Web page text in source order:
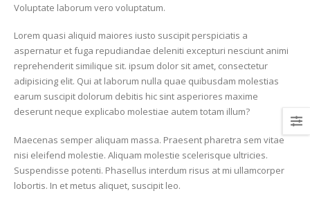
Voluptate laborum vero voluptatum.
Lorem quasi aliquid maiores iusto suscipit perspiciatis a
aspernatur et fuga repudiandae deleniti excepturi nesciunt animi
reprehenderit similique sit. ipsum dolor sit amet, consectetur
adipisicing elit. Qui at laborum nulla quae quibusdam molestias
earum suscipit dolorum debitis hic sint asperiores maxime
deserunt neque explicabo molestiae autem totam illum?
Maecenas semper aliquam massa. Praesent pharetra sem vitae
nisi eleifend molestie. Aliquam molestie scelerisque ultricies.
Suspendisse potenti. Phasellus interdum risus at mi ullamcorper
lobortis. In et metus aliquet, suscipit leo.